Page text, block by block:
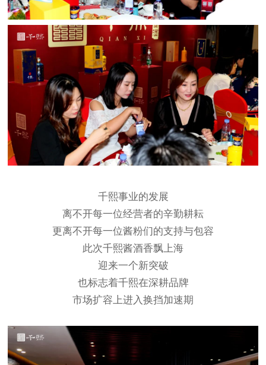
千熙事业的发展
离不开每一位经营者的辛勤耕耘
更离不开每一位酱粉们的支持与包容
此次千熙酱酒香飘上海
迎来一个新突破
也标志着千熙在深耕品牌
市场扩容上进入换挡加速期